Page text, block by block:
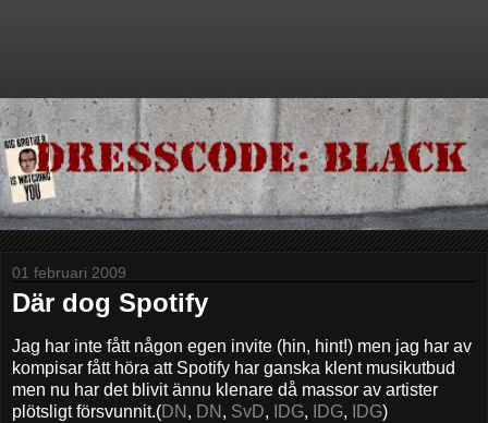
01 februari 2009
Där dog Spotify
Jag har inte fått någon egen invite (hin, hint!) men jag har av
kompisar fått höra att Spotify har ganska klent musikutbud
men nu har det blivit ännu klenare då massor av artister
plötsligt försvunnit.(DN , DN , SvD, IDG, IDG, IDG)